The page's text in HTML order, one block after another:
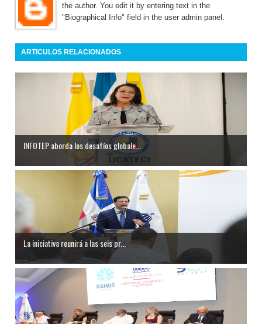
the author. You edit it by entering text in the
"Biographical Info" field in the user admin panel.
ARTICULOS RELACIONADOS
INFOTEP aborda los desafíos globale...
La iniciativa reunirá a las seis pr...